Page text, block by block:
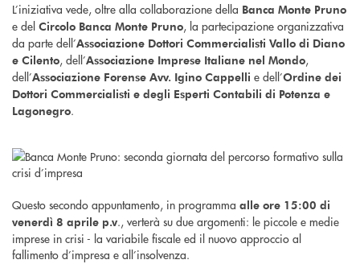
L’iniziativa vede, oltre alla collaborazione della Banca Monte Pruno
e del Circolo Banca Monte Pruno, la partecipazione organizzativa
da parte dell’Associazione Dottori Commercialisti Vallo di Diano
e Cilento, dell’Associazione Imprese Italiane nel Mondo,
dell’Associazione Forense Avv. Igino Cappelli e dell’Ordine dei
Dottori Commercialisti e degli Esperti Contabili di Potenza e
Lagonegro.
Questo secondo appuntamento, in programma alle ore 15:00 di
venerdì 8 aprile p.v., verterà su due argomenti: le piccole e medie
imprese in crisi - la variabile fiscale ed il nuovo approccio al
fallimento d’impresa e all’insolvenza.